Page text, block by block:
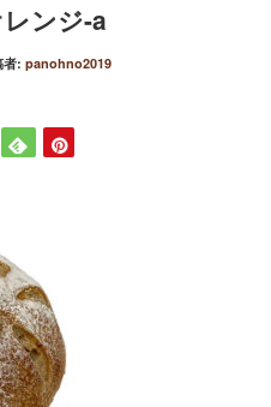
ンジ-a
者: panohno2019